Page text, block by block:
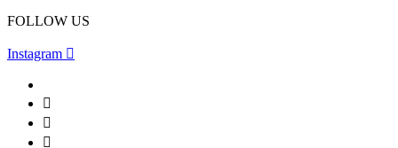
FOLLOW US
Instagram